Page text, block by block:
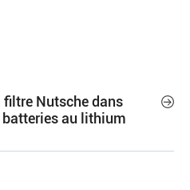
Nutsche dans
au lithium
